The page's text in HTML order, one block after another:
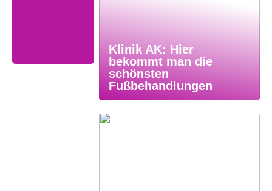
Klinik AK: Hier
bekommt man die
schönsten
Fußbehandlungen